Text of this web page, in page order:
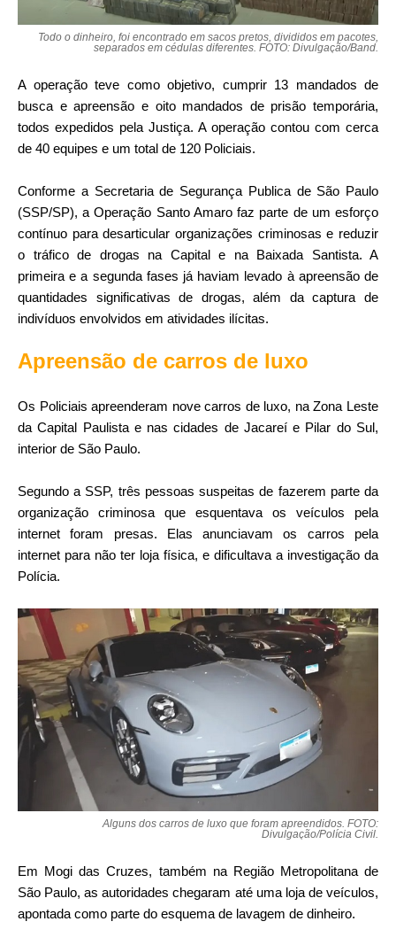
Todo o dinheiro, foi encontrado em sacos pretos, divididos em pacotes,
separados em cédulas diferentes. FOTO: Divulgação/Band.
A operação teve como objetivo, cumprir 13 mandados de
busca e apreensão e oito mandados de prisão temporária,
todos expedidos pela Justiça. A operação contou com cerca
de 40 equipes e um total de 120 Policiais.
Conforme a Secretaria de Segurança Publica de São Paulo
(SSP/SP), a Operação Santo Amaro faz parte de um esforço
contínuo para desarticular organizações criminosas e reduzir
o tráfico de drogas na Capital e na Baixada Santista. A
primeira e a segunda fases já haviam levado à apreensão de
quantidades significativas de drogas, além da captura de
indivíduos envolvidos em atividades ilícitas.
Apreensão de carros de luxo
Os Policiais apreenderam nove carros de luxo, na Zona Leste
da Capital Paulista e nas cidades de Jacareí e Pilar do Sul,
interior de São Paulo.
Segundo a SSP, três pessoas suspeitas de fazerem parte da
organização criminosa que esquentava os veículos pela
internet foram presas. Elas anunciavam os carros pela
internet para não ter loja física, e dificultava a investigação da
Polícia.
Alguns dos carros de luxo que foram apreendidos. FOTO:
Divulgação/Polícia Civil.
Em Mogi das Cruzes, também na Região Metropolitana de
São Paulo, as autoridades chegaram até uma loja de veículos,
apontada como parte do esquema de lavagem de dinheiro.